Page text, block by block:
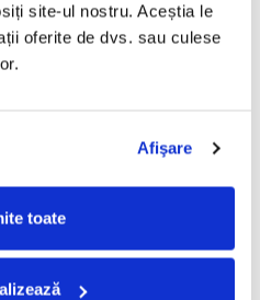
site-ul nostru. Aceștia le
oferite de dvs. sau culese
Afişare
toate
-30%
Phoenix - Mugur De Fluier ,
399,99 Lei